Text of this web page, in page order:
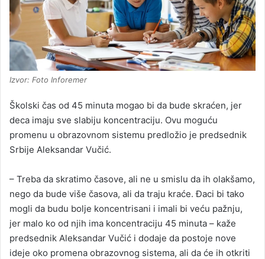
Izvor: Foto Inforemer
Školski čas od 45 minuta mogao bi da bude skraćen, jer
deca imaju sve slabiju koncentraciju. Ovu moguću
promenu u obrazovnom sistemu predložio je predsednik
Srbije Aleksandar Vučić.
– Treba da skratimo časove, ali ne u smislu da ih olakšamo,
nego da bude više časova, ali da traju kraće. Đaci bi tako
mogli da budu bolje koncentrisani i imali bi veću pažnju,
jer malo ko od njih ima koncentraciju 45 minuta – kaže
predsednik Aleksandar Vučić i dodaje da postoje nove
ideje oko promena obrazovnog sistema, ali da će ih otkriti